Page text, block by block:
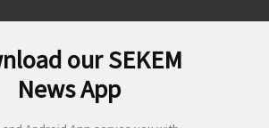
our SEKEM
News App